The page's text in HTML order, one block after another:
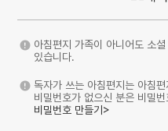
아침편지 가족이 아니어도 소
있습니다.
독자가 쓰는 아침편지는 아침
비밀번호가 없으신 분은 비밀
비밀번호 만들기>